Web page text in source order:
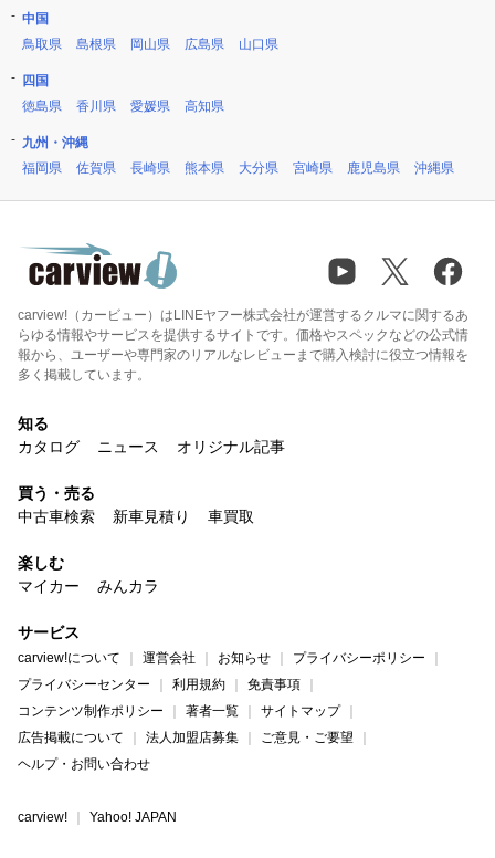
中国
鳥取県
島根県 岡山県 広島県 山口県
四国
徳島県
香川県 愛媛県 高知県
九州・沖縄
福岡県
佐賀県 長崎県 熊本県 大分県 宮崎県 鹿児島県 沖縄県
carview!（カービュー）はLINEヤフー株式会社が運営するクルマに関するあ
らゆる情報やサービスを提供するサイトです。価格やスペックなどの公式情
報から、ユーザーや専門家のリアルなレビューまで購入検討に役立つ情報を
多く掲載しています。
知る
カタログ
ニュース オリジナル記事
買う・売る
中古車検索
新車見積り 車買取
楽しむ
マイカー
みんカラ
サービス
carview!について 運営会社 お知らせ
プライバシーポリシー
プライバシーセンター
利用規約
免責事項
コンテンツ制作ポリシー
著者一覧
サイトマップ
広告掲載について
法人加盟店募集
ご意見・ご要望
ヘルプ・お問い合わせ
carview! Yahoo! JAPAN